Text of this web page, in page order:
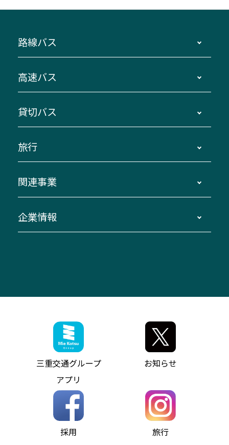
路線バス
主要停留所案内図・時刻表
路線バスのご利用方法
三重交通接近情報バスロケーションシステム
迂回・休止について
臨時バスについて
伊勢二見鳥羽周遊バスCANばす
「みえブルーライン」（三重大学病院直通バ
神都ライナー
ミジュマルのラッピングバス（鈴鹿管内）
参宮バス
神都バス
パールシャトル
バス情報の見える化
コミュニティバス
バス・タクシー交通広告
高速バス
南紀・VISON～横浜・東京・埼玉
伊賀～名古屋
南紀～VISON～名古屋
湯の山温泉～名古屋
桑名・長島温泉・金城ふ頭駅～中部国際空港
（休止中）
お客様駐車場のご案内
アイコンの説明
インターネット予約
よくあるご質問
お問い合わせ
貸切バス
貸切バスのご利用について
お問い合わせ
旅行
貸切バス団体旅行
美し国周遊ばす
関連事業
自家用自動車車両運行管理
ザ・バスコレクション三重交通バスセット
三重交通公式グッズ
企業情報
ファンコーナー
お問い合わせ
お知らせ・最新情報一覧
ニュースリリース
お問い合わせ
個人情報保護方針
ソーシャルメディア運用ポリシー
ホームページのご利用にあたって
三重交通グループ
アプリ
お知らせ
採用 旅行